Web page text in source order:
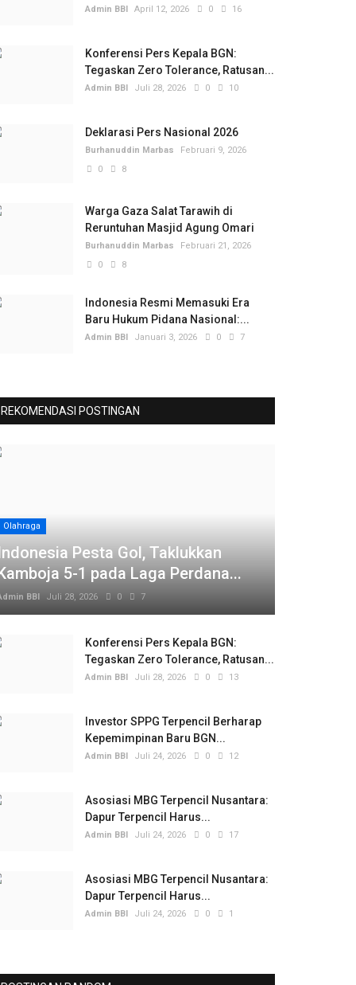
Admin BBI April 12, 2026 0 16
Konferensi Pers Kepala BGN:
Tegaskan Zero Tolerance, Ratusan...
Admin BBI Juli 28, 2026 0 10
Deklarasi Pers Nasional 2026
Burhanuddin Marbas
Februari 9, 2026
0
8
Warga Gaza Salat Tarawih di
Reruntuhan Masjid Agung Omari
Burhanuddin Marbas
Februari 21, 2026
0
8
Indonesia Resmi Memasuki Era
Baru Hukum Pidana Nasional:...
Admin BBI Januari 3, 2026 0 7
REKOMENDASI POSTINGAN
Olahraga
Pesta Gol, Taklukkan
5-1 pada Laga Perdana...
BBI Juli 28, 2026 0 7
Konferensi Pers Kepala BGN:
Tegaskan Zero Tolerance, Ratusan...
Admin BBI Juli 28, 2026 0 13
Investor SPPG Terpencil Berharap
Kepemimpinan Baru BGN...
Admin BBI Juli 24, 2026 0 12
Asosiasi MBG Terpencil Nusantara:
Dapur Terpencil Harus...
Admin BBI Juli 24, 2026 0 17
Asosiasi MBG Terpencil Nusantara:
Dapur Terpencil Harus...
Admin BBI Juli 24, 2026 0 1